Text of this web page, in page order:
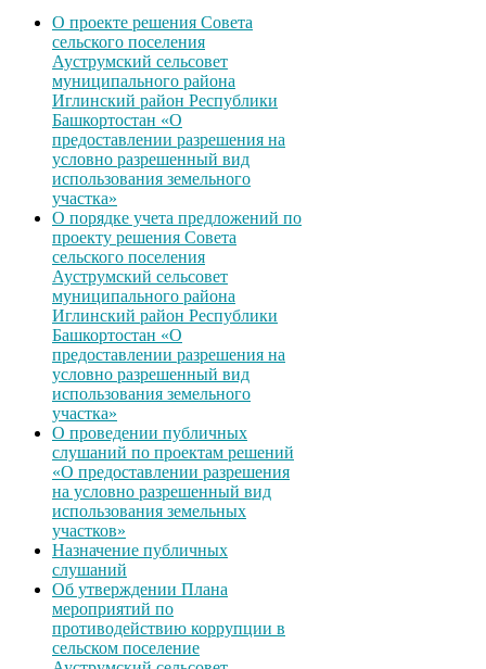
О проекте решения Совета
сельского поселения
Ауструмский сельсовет
муниципального района
Иглинский район Республики
Башкортостан «О
предоставлении разрешения на
условно разрешенный вид
использования земельного
участка»
О порядке учета предложений по
проекту решения Совета
сельского поселения
Ауструмский сельсовет
муниципального района
Иглинский район Республики
Башкортостан «О
предоставлении разрешения на
условно разрешенный вид
использования земельного
участка»
О проведении публичных
слушаний по проектам решений
«О предоставлении разрешения
на условно разрешенный вид
использования земельных
участков»
Назначение публичных
слушаний
Об утверждении Плана
мероприятий по
противодействию коррупции в
сельском поселение